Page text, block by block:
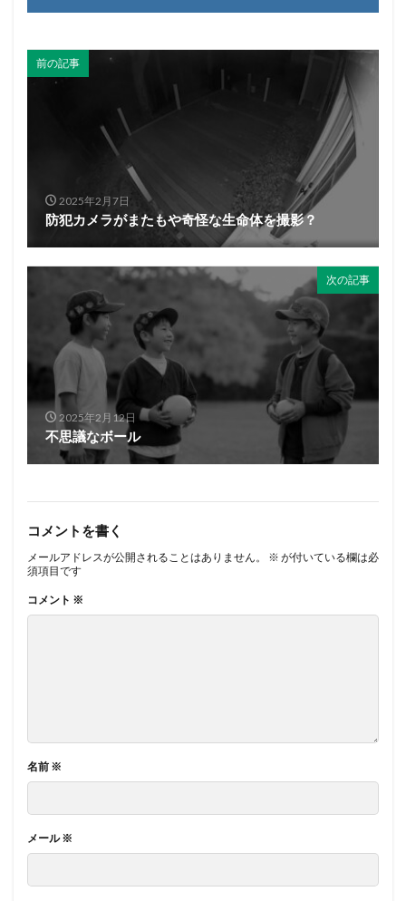
前の記事
2025年2月7日
防犯カメラがまたもや奇怪な生命体を撮影？
次の記事
2025年2月12日
不思議なボール
コメントを書く
メールアドレスが公開されることはありません。 ※ が付いている欄は必
須項目です
コメント ※
名前 ※
メール※